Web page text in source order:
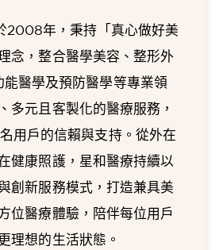
2008年，秉持「真心做好美
念，整合醫學美容、整形外
醫學及預防醫學等專業領
多元且客製化的醫療服務，
用戶的信賴與支持。從外在
健康照護，星和醫療持續以
創新服務模式，打造兼具美
位醫療體驗，陪伴每位用戶
理想的生活狀態。